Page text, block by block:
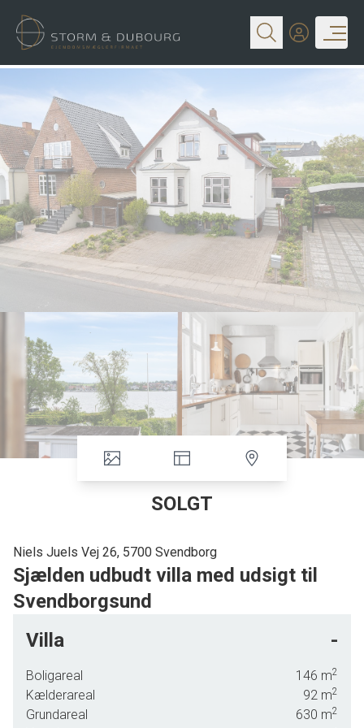
SOLGT
Niels Juels Vej 26, 5700 Svendborg
Sjælden udbudt villa med udsigt til
Svendborgsund
ligger skønt placeret i anden række til Svendborgsund. Her er tale om en
klassisk villa fra 1910, der er opført i tre etager. Inden døre fremstår boligen
med lyse, højloftede rum, hvoraf flere har smuk udsigt til vandet.
Villa -
Boligareal 146 m2
Kælderareal 92 m2
Grundareal 630 m2